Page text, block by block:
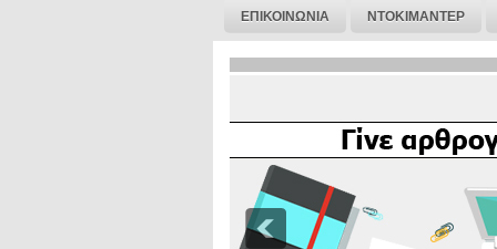
ΕΠΙΚΟΙΝΩΝΙΑ ΝΤΟΚΙΜΑΝΤΕΡ